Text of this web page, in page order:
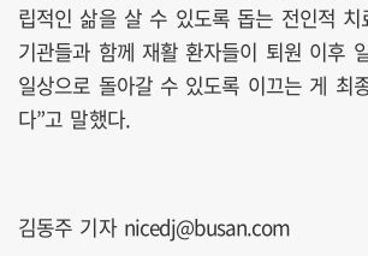
립적인 삶을 살 수 있도록 돕는 전인적 치
기관들과 함께 재활 환자들이 퇴원 이후
일상으로 돌아갈 수 있도록 이끄는 게 최
다”고 말했다.
김동주 기자 nicedj@busan.com